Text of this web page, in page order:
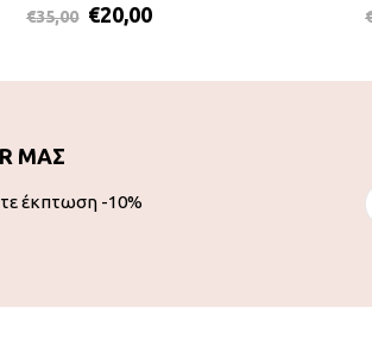
€35,00 €20,00
ΜΑΣ
έκπτωση -10%